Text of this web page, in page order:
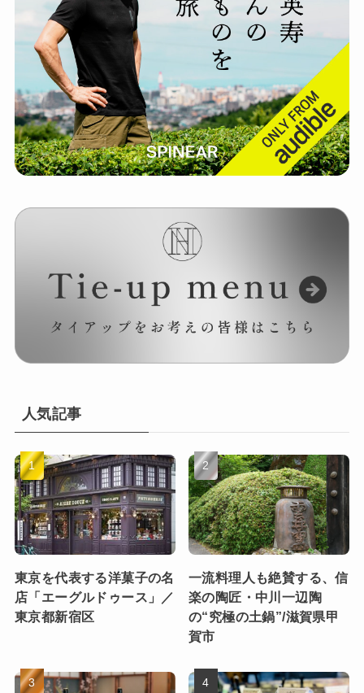
人気記事
東京を代表する洋菓子の名
店「エーグルドゥース」／
東京都新宿区
一流料理人も絶賛する、信
楽の陶匠・中川一辺陶
の“究極の土鍋”/滋賀県甲
賀市